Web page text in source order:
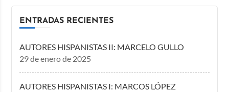
ENTRADAS RECIENTES
AUTORES HISPANISTAS II: MARCELO GULLO
29 de enero de 2025
AUTORES HISPANISTAS I: MARCOS LÓPEZ